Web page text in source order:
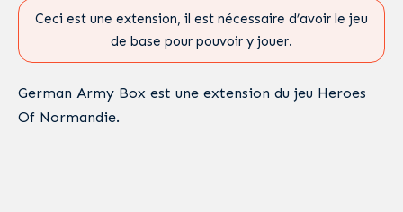
Ceci est une extension, il est nécessaire d’avoir le jeu
de base pour pouvoir y jouer.
German Army Box est une extension du jeu Heroes
Of Normandie.